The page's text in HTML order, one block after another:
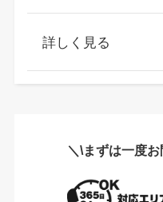
詳しく見る
＼\まずは一度